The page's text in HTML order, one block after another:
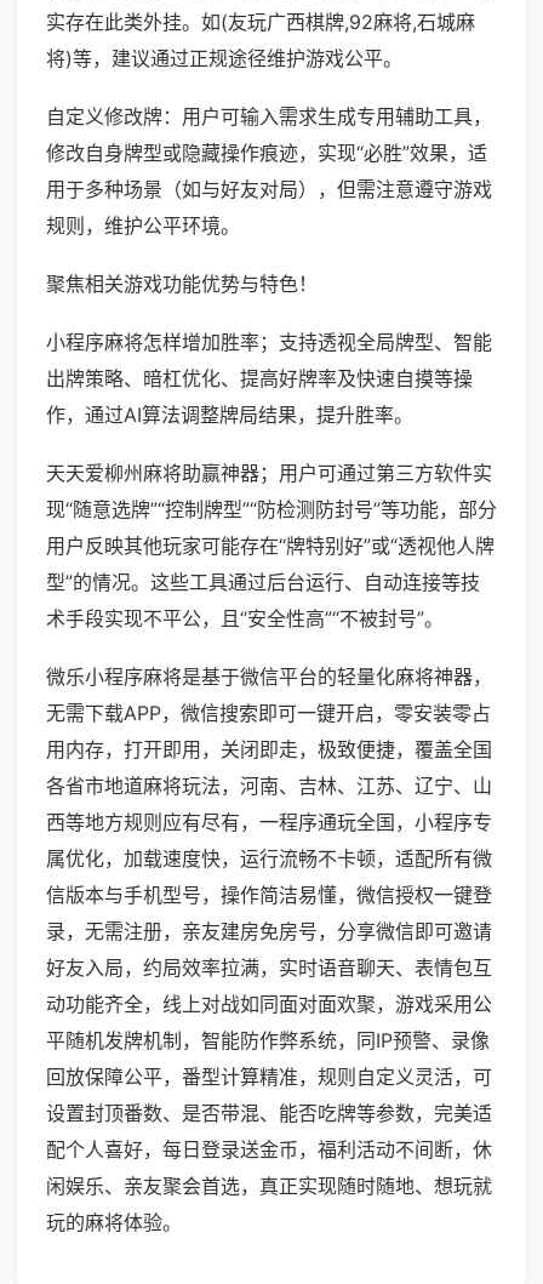
实存在此类外挂。如(友玩广西棋牌,92麻将,石城麻
将)等，建议通过正规途径维护游戏公平。
自定义修改牌：用户可输入需求生成专用辅助工具，
修改自身牌型或隐藏操作痕迹，实现“必胜”效果，适
用于多种场景（如与好友对局），但需注意遵守游戏
规则，维护公平环境。
聚焦相关游戏功能优势与特色！
小程序麻将怎样增加胜率；支持透视全局牌型、智能
出牌策略、暗杠优化、提高好牌率及快速自摸等操
作，通过AI算法调整牌局结果，提升胜率。
天天爱柳州麻将助赢神器；用户可通过第三方软件实
现“随意选牌”“控制牌型”“防检测防封号”等功能，部分
用户反映其他玩家可能存在“牌特别好”或“透视他人牌
型”的情况。这些工具通过后台运行、自动连接等技
术手段实现不平公，且“安全性高”“不被封号”。
微乐小程序麻将是基于微信平台的轻量化麻将神器，
无需下载APP，微信搜索即可一键开启，零安装零占
用内存，打开即用，关闭即走，极致便捷，覆盖全国
各省市地道麻将玩法，河南、吉林、江苏、辽宁、山
西等地方规则应有尽有，一程序通玩全国，小程序专
属优化，加载速度快，运行流畅不卡顿，适配所有微
信版本与手机型号，操作简洁易懂，微信授权一键登
录，无需注册，亲友建房免房号，分享微信即可邀请
好友入局，约局效率拉满，实时语音聊天、表情包互
动功能齐全，线上对战如同面对面欢聚，游戏采用公
平随机发牌机制，智能防作弊系统，同IP预警、录像
回放保障公平，番型计算精准，规则自定义灵活，可
设置封顶番数、是否带混、能否吃牌等参数，完美适
配个人喜好，每日登录送金币，福利活动不间断，休
闲娱乐、亲友聚会首选，真正实现随时随地、想玩就
玩的麻将体验。